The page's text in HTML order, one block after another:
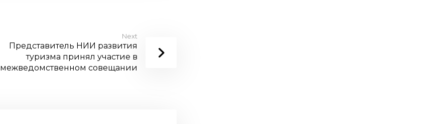
Next
Представитель НИИ развития
туризма принял участие в
межведомственном совещании